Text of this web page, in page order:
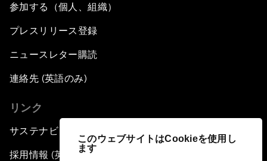
このウェブサイトはCookieを使用し
ます
参加する（個人、組織）
プレスリリース登録
ニュースレター購読
連絡先 (英語のみ)
リンク
サステナビリティへの取り組み
採用情報 (英語のみ)